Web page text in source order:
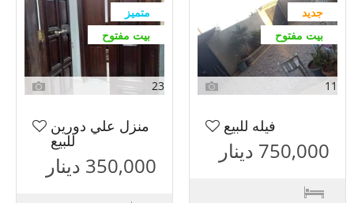
جديد
بيت مفتوح
11
فيله للبيع
750,000 دينار
متميز
بيت مفتوح
23
منزل علي دورين
للبيع
350,000 دينار